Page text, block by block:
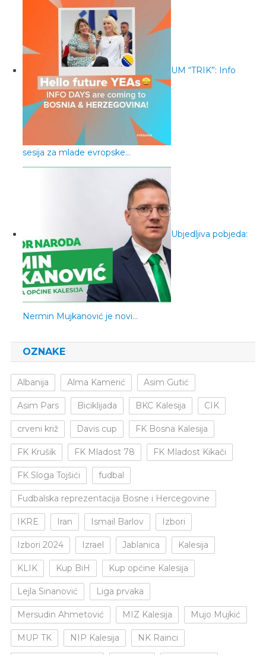
UM “TRIK”: Info
sesija za mlade evropske…
Ubjedljiva pobjeda:
Nermin Mujkanović je novi…
OZNAKE
Albanija Alma Kamerić Asim Gutić
Asim Pars Biciklijada BKC Kalesija CIK
crveni križ Davis cup FK Bosna Kalesija
FK Krušik FK Mladost 78 FK Mladost Kikači
FK Sloga Tojšići fudbal
Fudbalska reprezentacija Bosne i Hercegovine
IKRE Iran Ismail Barlov Izbori
Izbori 2024 Izrael Jablanica Kalesija
KLIK Kup BiH Kup općine Kalesija
Lejla Sinanović Liga prvaka
Mersudin Ahmetović MIZ Kalesija Mujo Mujkić
MUP TK NIP Kalesija NK Rainci